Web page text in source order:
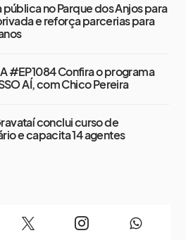
no Parque dos Anjos para
e reforça parcerias para
#EP1084 Confira o programa
AÍ, com Chico Pereira
conclui curso de
e capacita 14 agentes